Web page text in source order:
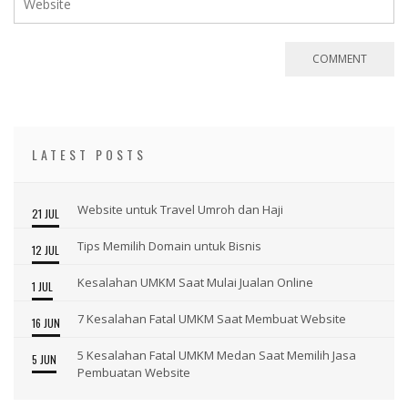
LATEST POSTS
21 JUL Website untuk Travel Umroh dan Haji
12 JUL Tips Memilih Domain untuk Bisnis
1 JUL Kesalahan UMKM Saat Mulai Jualan Online
16 JUN 7 Kesalahan Fatal UMKM Saat Membuat Website
5 JUN
5 Kesalahan Fatal UMKM Medan Saat Memilih Jasa
Pembuatan Website